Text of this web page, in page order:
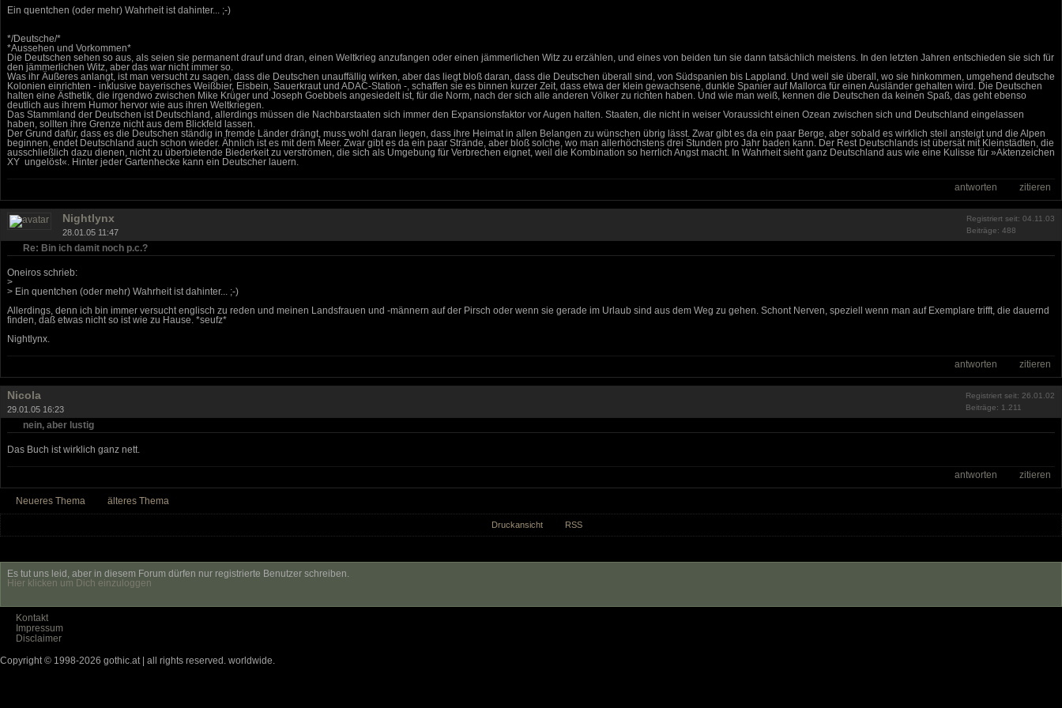
Ein quentchen (oder mehr) Wahrheit ist dahinter... ;-)
*/Deutsche/*
*Aussehen und Vorkommen*
Die Deutschen sehen so aus, als seien sie permanent drauf und dran, einen Weltkrieg anzufangen oder einen jämmerlichen Witz zu erzählen, und eines von beiden tun sie dann tatsächlich meistens. In den letzten Jahren entschieden sie sich für
den jämmerlichen Witz, aber das war nicht immer so.
Was ihr Äußeres anlangt, ist man versucht zu sagen, dass die Deutschen unauffällig wirken, aber das liegt bloß daran, dass die Deutschen überall sind, von Südspanien bis Lappland. Und weil sie überall, wo sie hinkommen, umgehend deutsche
Kolonien einrichten - inklusive bayerisches Weißbier, Eisbein, Sauerkraut und ADAC-Station -, schaffen sie es binnen kurzer Zeit, dass etwa der klein gewachsene, dunkle Spanier auf Mallorca für einen Ausländer gehalten wird. Die Deutschen
halten eine Ästhetik, die irgendwo zwischen Mike Krüger und Joseph Goebbels angesiedelt ist, für die Norm, nach der sich alle anderen Völker zu richten haben. Und wie man weiß, kennen die Deutschen da keinen Spaß, das geht ebenso
deutlich aus ihrem Humor hervor wie aus ihren Weltkriegen.
Das Stammland der Deutschen ist Deutschland, allerdings müssen die Nachbarstaaten sich immer den Expansionsfaktor vor Augen halten. Staaten, die nicht in weiser Voraussicht einen Ozean zwischen sich und Deutschland eingelassen
haben, sollten ihre Grenze nicht aus dem Blickfeld lassen.
Der Grund dafür, dass es die Deutschen ständig in fremde Länder drängt, muss wohl daran liegen, dass ihre Heimat in allen Belangen zu wünschen übrig lässt. Zwar gibt es da ein paar Berge, aber sobald es wirklich steil ansteigt und die Alpen
beginnen, endet Deutschland auch schon wieder. Ähnlich ist es mit dem Meer. Zwar gibt es da ein paar Strände, aber bloß solche, wo man allerhöchstens drei Stunden pro Jahr baden kann. Der Rest Deutschlands ist übersät mit Kleinstädten, die
ausschließlich dazu dienen, nicht zu überbietende Biederkeit zu verströmen, die sich als Umgebung für Verbrechen eignet, weil die Kombination so herrlich Angst macht. In Wahrheit sieht ganz Deutschland aus wie eine Kulisse für »Aktenzeichen
XY  ungelöst«. Hinter jeder Gartenhecke kann ein Deutscher lauern.
antworten zitieren
Registriert seit: 04.11.03
Beiträge: 488
Nightlynx
28.01.05 11:47
Re: Bin ich damit noch p.c.?
Oneiros schrieb:
>
> Ein quentchen (oder mehr) Wahrheit ist dahinter... ;-)
Allerdings, denn ich bin immer versucht englisch zu reden und meinen Landsfrauen und -männern auf der Pirsch oder wenn sie gerade im Urlaub sind aus dem Weg zu gehen. Schont Nerven, speziell wenn man auf Exemplare trifft, die dauernd
finden, daß etwas nicht so ist wie zu Hause. *seufz*
Nightlynx.
antworten zitieren
Registriert seit: 26.01.02
Beiträge: 1.211
Nicola
29.01.05 16:23
nein, aber lustig
Das Buch ist wirklich ganz nett.
antworten zitieren
Neueres Thema älteres Thema
Druckansicht RSS
Es tut uns leid, aber in diesem Forum dürfen nur registrierte Benutzer schreiben.
Hier klicken um Dich einzuloggen
Kontakt
Impressum
Disclaimer
Copyright © 1998-2026 gothic.at | all rights reserved. worldwide.